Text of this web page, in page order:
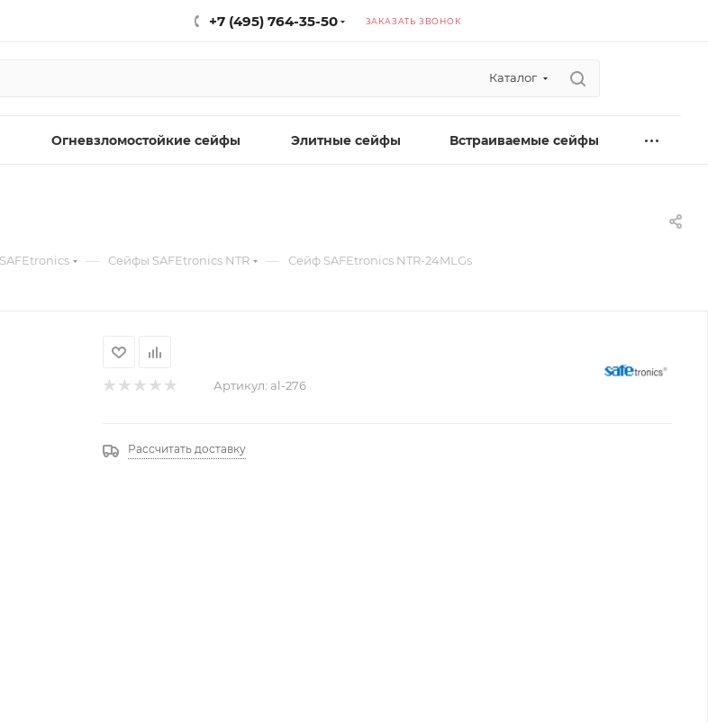
+7 (495) 764-35-50 ЗАКАЗАТЬ ЗВОНОК
Каталог
Огневзломостойкие сейфы Элитные сейфы Встраиваемые сейфы
— Сейфы SAFEtronics NTR — Сейф SAFEtronics NTR-24MLGs
Артикул: al-276
Рассчитать доставку